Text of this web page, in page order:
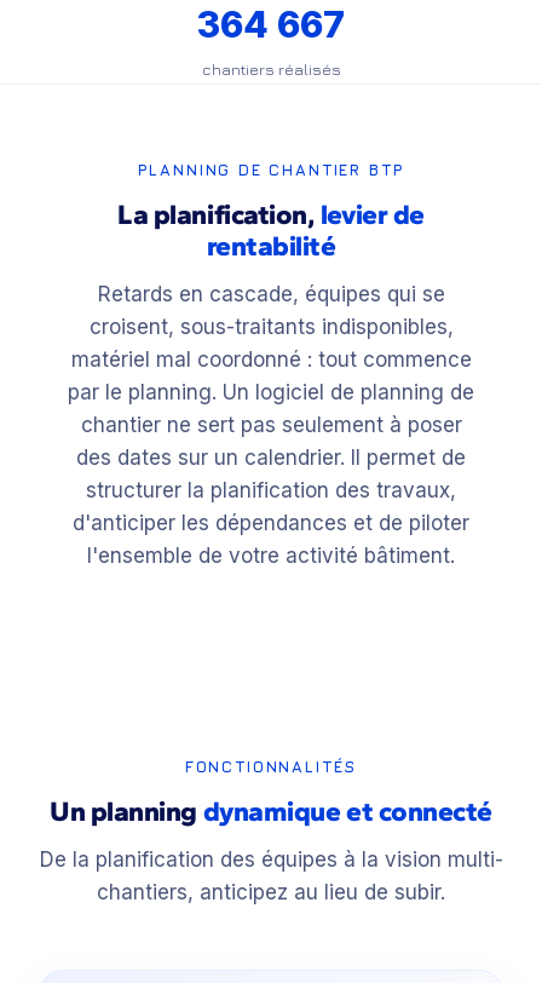
364 667
chantiers réalisés
PLANNING DE CHANTIER BTP
La planification, levier de
rentabilité
Retards en cascade, équipes qui se
croisent, sous-traitants indisponibles,
matériel mal coordonné : tout commence
par le planning. Un logiciel de planning de
chantier ne sert pas seulement à poser
des dates sur un calendrier. Il permet de
structurer la planification des travaux,
d'anticiper les dépendances et de piloter
l'ensemble de votre activité bâtiment.
FONCTIONNALITÉS
Un planning dynamique et connecté
De la planification des équipes à la vision multi-
chantiers, anticipez au lieu de subir.